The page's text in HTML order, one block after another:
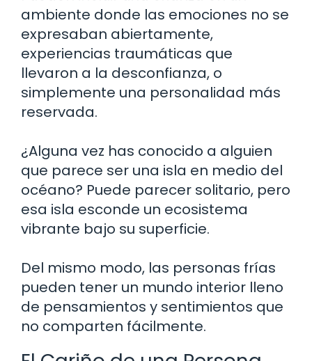
ambiente donde las emociones no se
expresaban abiertamente,
experiencias traumáticas que
llevaron a la desconfianza, o
simplemente una personalidad más
reservada.
¿Alguna vez has conocido a alguien
que parece ser una isla en medio del
océano? Puede parecer solitario, pero
esa isla esconde un ecosistema
vibrante bajo su superficie.
Del mismo modo, las personas frías
pueden tener un mundo interior lleno
de pensamientos y sentimientos que
no comparten fácilmente.